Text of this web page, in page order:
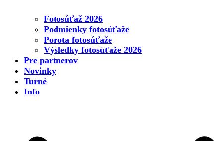
Fotosúťaž 2026
Podmienky fotosúťaže
Porota fotosúťaže
Výsledky fotosúťaže 2026
Pre partnerov
Novinky
Turné
Info